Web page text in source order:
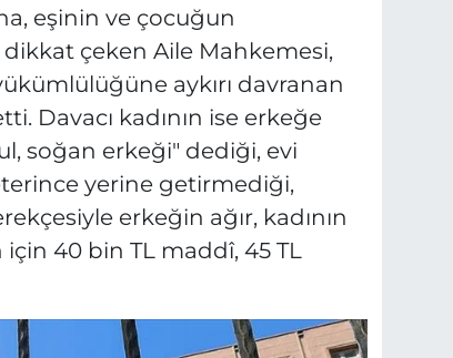
eşinin ve çocuğun
dikkat çeken Aile Mahkemesi,
aykırı davranan
Davacı kadının ise erkeğe
soğan erkeği" dediği, evi
yerine getirmediği,
erkeğin ağır, kadının
40 bin TL maddî, 45 TL